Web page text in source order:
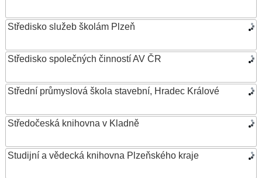
Středisko služeb školám Plzeň
Středisko společných činností AV ČR
Střední průmyslová škola stavební, Hradec Králové
Středočeská knihovna v Kladně
Studijní a vědecká knihovna Plzeňského kraje